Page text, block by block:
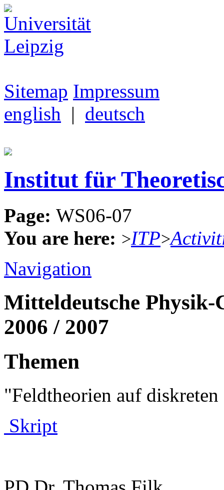
Sitemap Impressum
english | deutsch
Institut für
Page: WS06-07
You are here: >ITP>
Navigation
Mitteldeutsche Physik-
2006 / 2007
Themen
"Feldtheorien auf
Skript